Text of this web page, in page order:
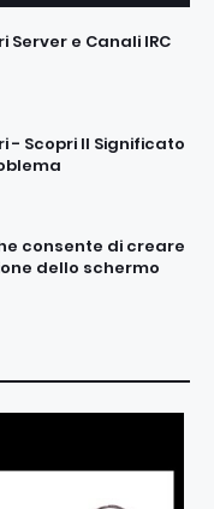
Server e Canali IRC
- Scopri Il Significato
consente di creare
dello schermo